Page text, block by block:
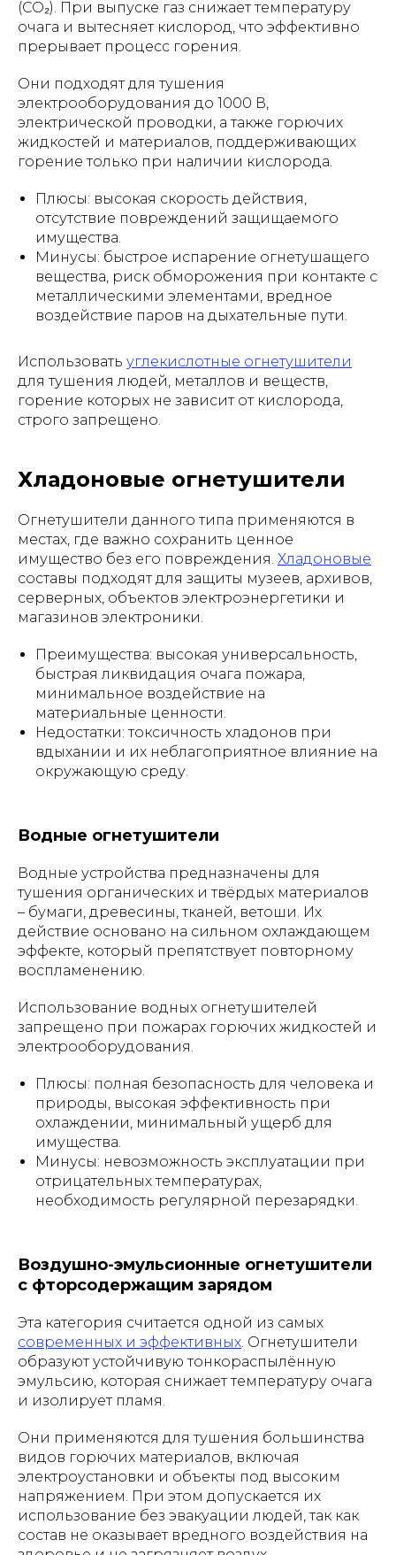
(CO₂). При выпуске газ снижает температуру
очага и вытесняет кислород, что эффективно
прерывает процесс горения.
Они подходят для тушения
электрооборудования до 1000 В,
электрической проводки, а также горючих
жидкостей и материалов, поддерживающих
горение только при наличии кислорода.
Плюсы: высокая скорость действия,
отсутствие повреждений защищаемого
имущества.
Минусы: быстрое испарение огнетушащего
вещества, риск обморожения при контакте с
металлическими элементами, вредное
воздействие паров на дыхательные пути.
Использовать углекислотные огнетушители
для тушения людей, металлов и веществ,
горение которых не зависит от кислорода,
строго запрещено.
Хладоновые огнетушители
Огнетушители данного типа применяются в
местах, где важно сохранить ценное
имущество без его повреждения. Хладоновые
составы подходят для защиты музеев, архивов,
серверных, объектов электроэнергетики и
магазинов электроники.
Преимущества: высокая универсальность,
быстрая ликвидация очага пожара,
минимальное воздействие на
материальные ценности.
Недостатки: токсичность хладонов при
вдыхании и их неблагоприятное влияние на
окружающую среду.
Водные огнетушители
Водные устройства предназначены для
тушения органических и твёрдых материалов
– бумаги, древесины, тканей, ветоши. Их
действие основано на сильном охлаждающем
эффекте, который препятствует повторному
воспламенению.
Использование водных огнетушителей
запрещено при пожарах горючих жидкостей и
электрооборудования.
Плюсы: полная безопасность для человека и
природы, высокая эффективность при
охлаждении, минимальный ущерб для
имущества.
Минусы: невозможность эксплуатации при
отрицательных температурах,
необходимость регулярной перезарядки.
Воздушно-эмульсионные огнетушители
с фторсодержащим зарядом
Эта категория считается одной из самых
современных и эффективных . Огнетушители
образуют устойчивую тонкораспылённую
эмульсию, которая снижает температуру очага
и изолирует пламя.
Они применяются для тушения большинства
видов горючих материалов, включая
электроустановки и объекты под высоким
напряжением. При этом допускается их
использование без эвакуации людей, так как
состав не оказывает вредного воздействия на